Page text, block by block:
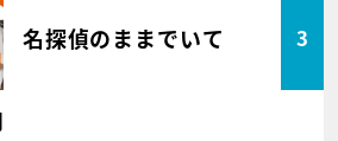
名探偵のままでいて 3